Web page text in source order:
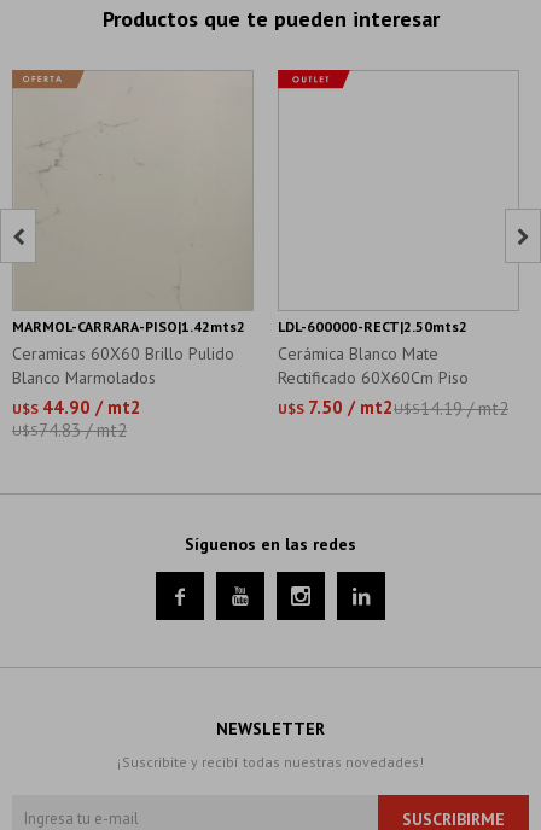
Productos que te pueden interesar
Ceramicas 60X60 Brillo Pulido
Blanco Marmolados
U$S 44.90 / mt2
U$S74.83 / mt2
MARMOL-CARRARA-PISO|1.42mts2
Cerámica Blanco Mate
Rectificado 60X60Cm Piso
U$S 7.50 / mt2U$S14.19 / mt2
LDL-600000-RECT|2.50mts2
 
Síguenos en las redes
   
NEWSLETTER
¡Suscribite y recibí todas nuestras novedades!
SUSCRIBIRME